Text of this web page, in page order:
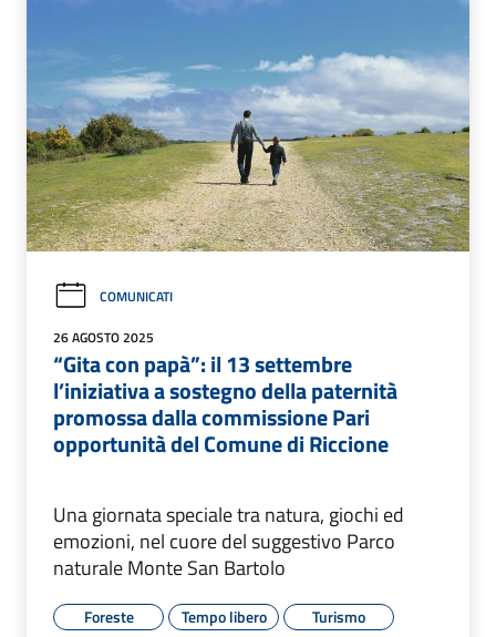
COMUNICATI
26 AGOSTO 2025
“Gita con papà”: il 13 settembre
l’iniziativa a sostegno della paternità
promossa dalla commissione Pari
opportunità del Comune di Riccione
Una giornata speciale tra natura, giochi ed
emozioni, nel cuore del suggestivo Parco
naturale Monte San Bartolo
Foreste Tempo libero
Turismo